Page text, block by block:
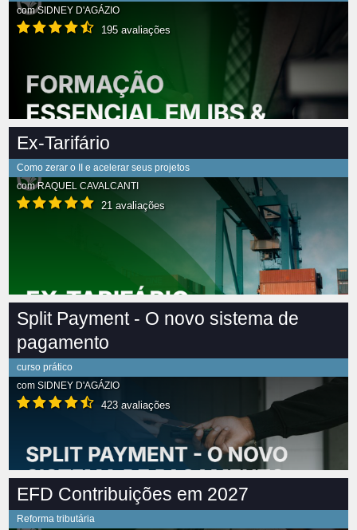
comSIDNEY D'AGÁZIO
195 avaliações
Ex-Tarifário
Como zerar o II e acelerar seus projetos
comRAQUEL CAVALCANTI
21 avaliações
Split Payment - O novo sistema de
pagamento
curso prático
com SIDNEY D'AGÁZIO
423 avaliações
EFD Contribuições em 2027
Reforma tributária